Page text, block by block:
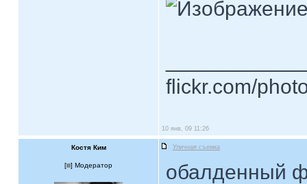
flickr.com/
10 янв, 09 11:26
Костя Ким Уличная съемка
[ ] Модератор
обалденный